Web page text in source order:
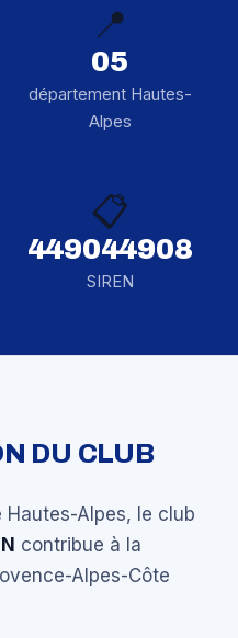
📍
05
département Hautes-
Alpes
📋
449044908
SIREN
DU CLUB
Hautes-Alpes, le club
contribue à la
Alpes-Côte